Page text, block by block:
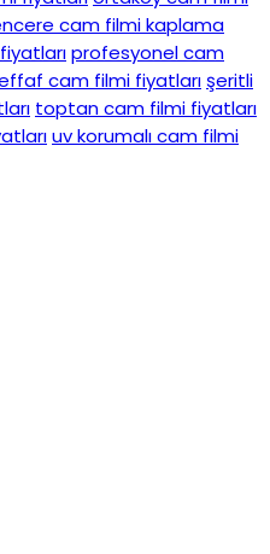
cam filmi kaplama
profesyonel cam
cam filmi fiyatlarışeritli
toptan cam filmi fiyatları
uv korumalı cam filmi